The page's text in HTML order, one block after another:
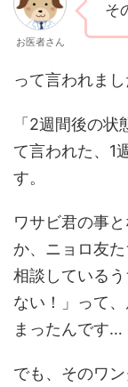
お医者さん
そ
って言われまし
「2週間後の
て言われた、1
す。
ワサビ君の事
か、ニョロ友
相談している
ない！」って
まったんです…
でも、そのワ